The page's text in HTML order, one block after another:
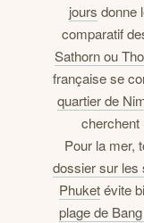
jours donne
comparatif
Sathorn ou
française se
quartier de
cherchent
Pour la mer,
dossier sur les
Phuketévite
plage de